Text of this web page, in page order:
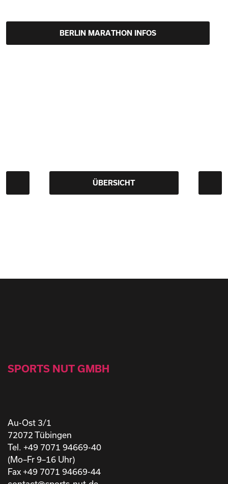
BERLIN MARATHON INFOS
ÜBERSICHT
SPORTS NUT GMBH
Au-Ost 3/1
72072 Tübingen
Tel. +49 7071 94669-40
(Mo–Fr 9–16 Uhr)
Fax +49 7071 94669-44